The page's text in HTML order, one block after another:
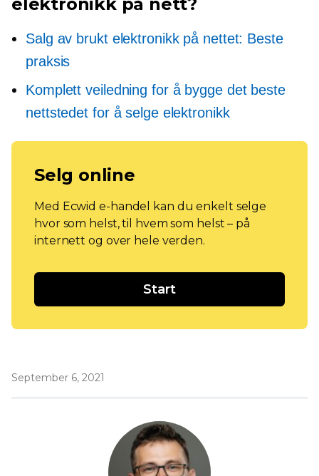
Salg av brukt elektronikk på nettet: Beste
praksis
Komplett veiledning for å bygge det beste
nettstedet for å selge elektronikk
Selg online
Med Ecwid e-handel kan du enkelt selge
hvor som helst, til hvem som helst – på
internett og over hele verden.
Start
September 6, 2021